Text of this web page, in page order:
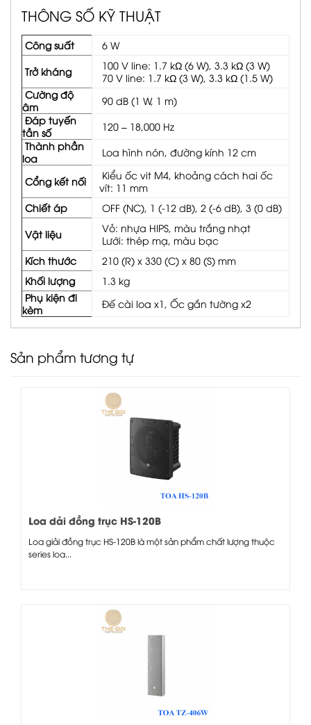
THÔNG SỐ KỸ THUẬT
Công suất
6 W
Trở kháng
100 V line: 1.7 kΩ (6 W), 3.3 kΩ (3 W)
70 V line: 1.7 kΩ (3 W), 3.3 kΩ (1.5 W)
Cường độ
âm
90 dB (1 W, 1 m)
Đáp tuyến
tần số
120 – 18,000 Hz
Thành phần
loa
Loa hình nón, đường kính 12 cm
Cổng kết nối
Kiểu ốc vit M4, khoảng cách hai ốc
vít: 11 mm
Chiết áp
OFF (NC), 1 (-12 dB), 2 (-6 dB), 3 (0 dB)
Vật liệu
Vỏ: nhựa HIPS, màu trắng nhạt
Lưới: thép mạ, màu bạc
Kích thước
210 (R) x 330 (C) x 80 (S) mm
Khối lượng
1.3 kg
Phụ kiện đi
kèm
Đế cài loa x1, Ốc gắn tường x2
Sản phẩm tương tự
Loa dải đồng trục HS-120B
Loa giải đồng trục HS-120B là một sản phẩm chất lượng thuộc
series loa...